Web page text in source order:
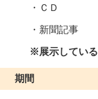
・ＣＤ
・新聞記事
※展示している
期間